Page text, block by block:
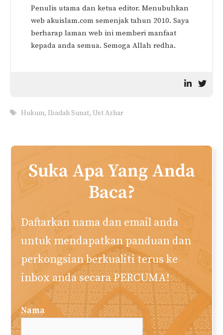
Penulis utama dan ketua editor. Menubuhkan
web akuislam.com semenjak tahun 2010. Saya
berharap laman web ini memberi manfaat
kepada anda semua. Semoga Allah redha.
Tags
Hukum,Ibadah Sunat,Ust Azhar
Suka Apa Yang Anda
Baca?
Daftarkan nama dan email anda
untuk mendapatkan panduan dan
perkongsian berkualiti terus ke
inbox anda secara PERCUMA!
Nama